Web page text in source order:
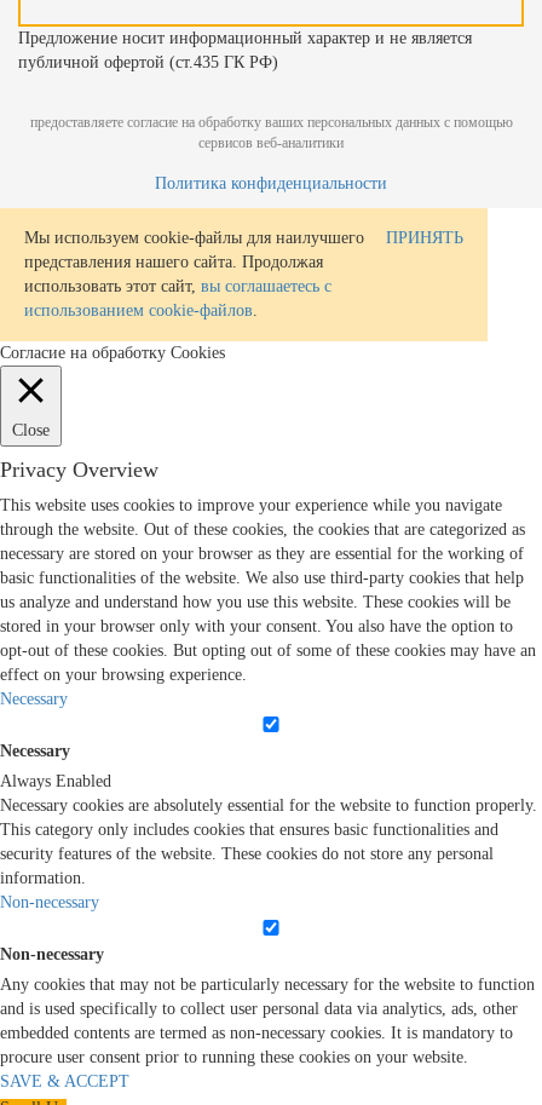
Предложение носит информационный характер и не является
публичной офертой (ст.435 ГК РФ)
предоставляете согласие на обработку ваших персональных данных с помощью
сервисов веб-аналитики
Политика конфиденциальности
Мы используем cookie-файлы для наилучшего
представления нашего сайта. Продолжая
использовать этот сайт, вы соглашаетесь с
использованием cookie-файлов.
ПРИНЯТЬ
Согласие на обработку Cookies
Close
Privacy Overview
This website uses cookies to improve your experience while you navigate
through the website. Out of these cookies, the cookies that are categorized as
necessary are stored on your browser as they are essential for the working of
basic functionalities of the website. We also use third-party cookies that help
us analyze and understand how you use this website. These cookies will be
stored in your browser only with your consent. You also have the option to
opt-out of these cookies. But opting out of some of these cookies may have an
effect on your browsing experience.
Necessary
Necessary
Always Enabled
Necessary cookies are absolutely essential for the website to function properly.
This category only includes cookies that ensures basic functionalities and
security features of the website. These cookies do not store any personal
information.
Non-necessary
Non-necessary
Any cookies that may not be particularly necessary for the website to function
and is used specifically to collect user personal data via analytics, ads, other
embedded contents are termed as non-necessary cookies. It is mandatory to
procure user consent prior to running these cookies on your website.
SAVE & ACCEPT